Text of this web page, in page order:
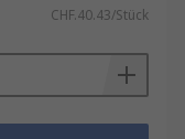
CHF.40.43/Stück